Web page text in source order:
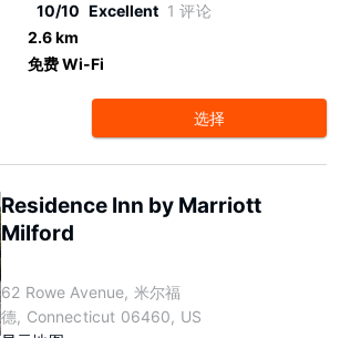
10/10 Excellent 1 评论
2.6 km
免费 Wi-Fi
选择
Residence Inn by Marriott
Milford
62 Rowe Avenue, 米尔福
德, Connecticut 06460, US